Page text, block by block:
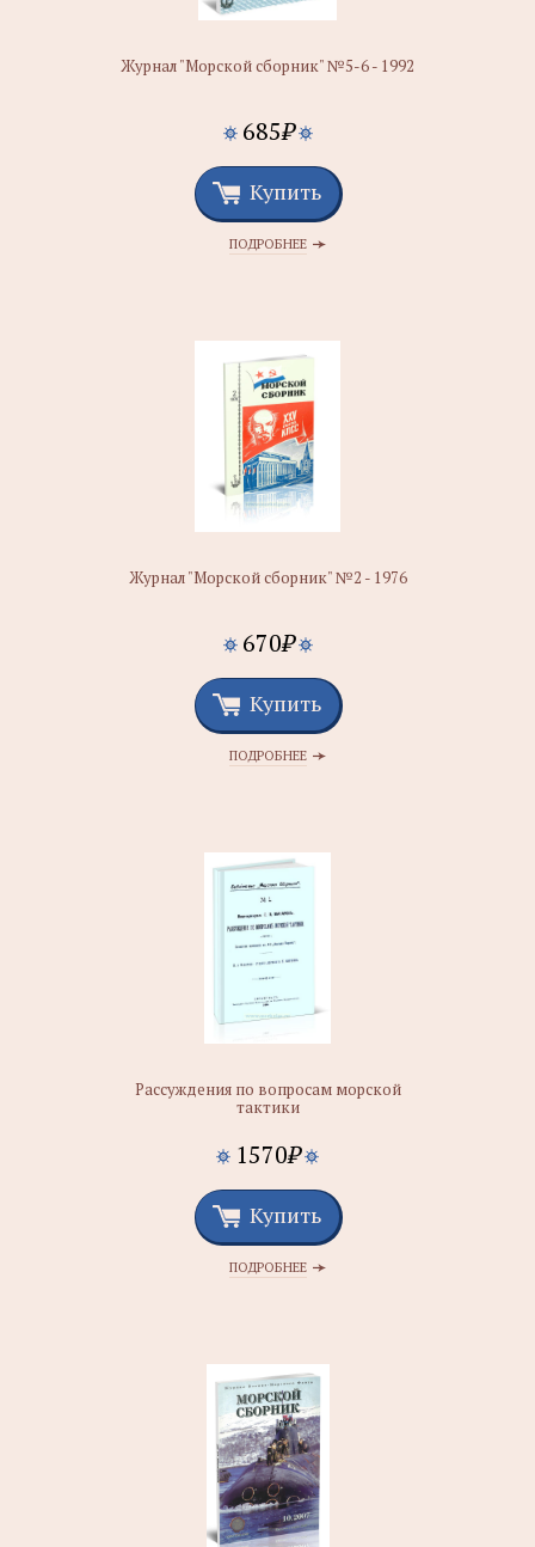
Журнал "Морской сборник" №5-6 - 1992
685₽
Купить
ПОДРОБНЕЕ
Журнал "Морской сборник" №2 - 1976
670₽
Купить
ПОДРОБНЕЕ
Рассуждения по вопросам морской
тактики
1570₽
Купить
ПОДРОБНЕЕ